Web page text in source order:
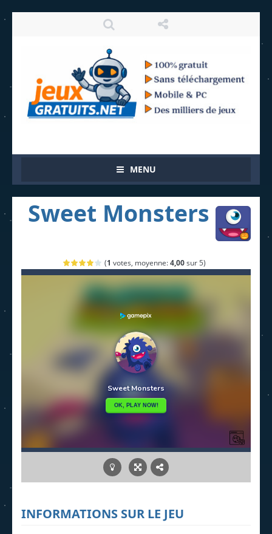
MENU
Sweet Monsters
(1 votes, moyenne:4,00sur 5)
INFORMATIONS SUR LE JEU